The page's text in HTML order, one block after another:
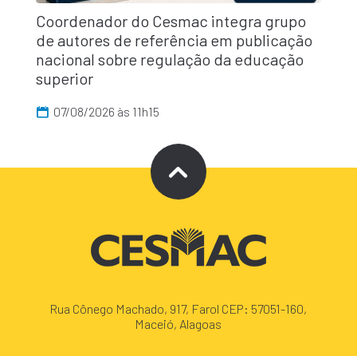
Coordenador do Cesmac integra grupo
de autores de referência em publicação
nacional sobre regulação da educação
superior
07/08/2026 às 11h15
Rua Cônego Machado, 917, Farol CEP: 57051-160,
Maceió, Alagoas